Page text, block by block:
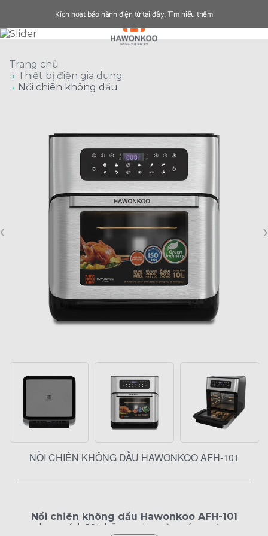
Kích hoạt bảo hành điện tử tại đây. Tìm hiểu thêm
Trang chủ
Thiết bị điện gia dụng
Nồi chiên không dầu
‹ ›
NỒI CHIÊN KHÔNG DẦU HAWONKOO AFH-101
Nồi chiên không dầu Hawonkoo AFH-101
dung tích 10L hỗ trợ nhu cầu nấu nướng